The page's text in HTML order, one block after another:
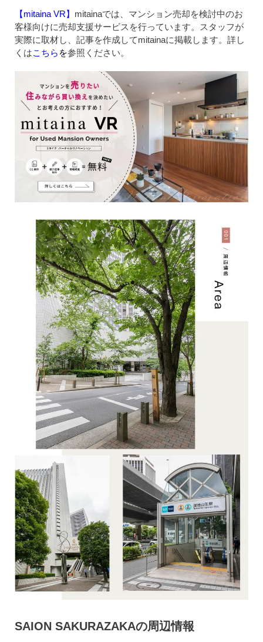
【mitaina VR】 mitainaでは、マンション売却を検討中のお
客様向けに売却支援サービスを行っています。スタッフが
実際に取材し、記事を作成してmitainaに掲載します。詳し
くはこちら を参照ください。
SAION SAKURAZAKAの周辺情報